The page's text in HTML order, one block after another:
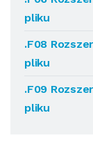
pliku
.F08
pliku
.F09
pliku